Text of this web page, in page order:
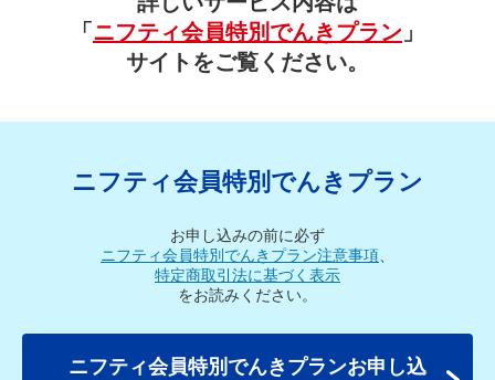
「 ニフティ会員特別でんきプラン 」
サイトをご覧ください。
ニフティ会員特別でんきプラン
お申し込みの前に必ず
ニフティ会員特別でんきプラン注意事項
特定商取引法に基づく表示
をお読みください。
ニフティ会員特別でんきプランお申し込